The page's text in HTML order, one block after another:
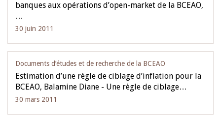
banques aux opérations d’open-market de la BCEAO,
…
30 juin 2011
Documents d’études et de recherche de la BCEAO
Estimation d’une règle de ciblage d’inflation pour la
BCEAO, Balamine Diane - Une règle de ciblage…
30 mars 2011